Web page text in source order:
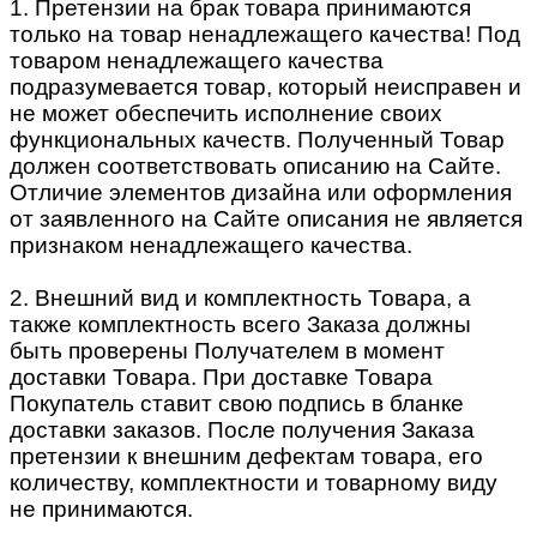
1. Претензии на брак товара принимаются
только на товар ненадлежащего качества! Под
товаром ненадлежащего качества
подразумевается товар, который неисправен и
не может обеспечить исполнение своих
функциональных качеств. Полученный Товар
должен соответствовать описанию на Сайте.
Отличие элементов дизайна или оформления
от заявленного на Сайте описания не является
признаком ненадлежащего качества.
2. Внешний вид и комплектность Товара, а
также комплектность всего Заказа должны
быть проверены Получателем в момент
доставки Товара. При доставке Товара
Покупатель ставит свою подпись в бланке
доставки заказов. После получения Заказа
претензии к внешним дефектам товара, его
количеству, комплектности и товарному виду
не принимаются.